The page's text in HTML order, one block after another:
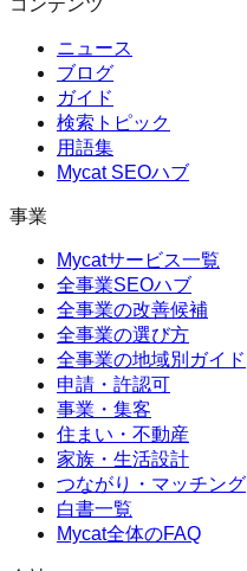
コンテンツ
ニュース
ブログ
ガイド
検索トピック
用語集
Mycat SEOハブ
事業
Mycatサービス一覧
全事業SEOハブ
全事業の改善候補
全事業の選び方
全事業の地域別ガイド
申請・許認可
事業・集客
住まい・不動産
家族・生活設計
つながり・マッチング
白書一覧
Mycat全体のFAQ